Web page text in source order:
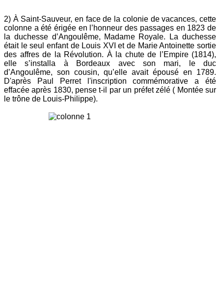
2) À Saint-Sauveur, en face de la colonie de vacances, cette
colonne a été érigée en l’honneur des passages en 1823 de
la duchesse d’Angoulême, Madame Royale. La duchesse
était le seul enfant de Louis XVI et de Marie Antoinette sortie
des affres de la Révolution. À la chute de l’Empire (1814),
elle s’installa à Bordeaux avec son mari, le duc
d’Angoulême, son cousin, qu’elle avait épousé en 1789.
D'après Paul Perret l'inscription commémorative a été
effacée après 1830, pense t-il par un préfet zélé ( Montée sur
le trône de Louis-Philippe).